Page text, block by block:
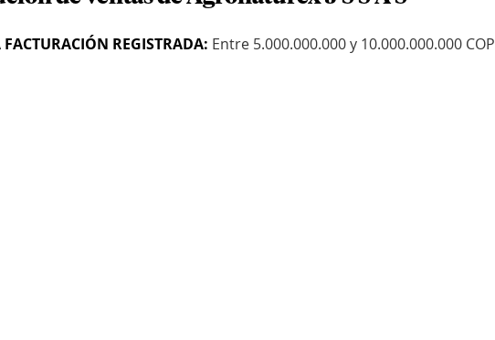
REGISTRADA: Entre 5.000.000.000 y 10.000.000.000 COP